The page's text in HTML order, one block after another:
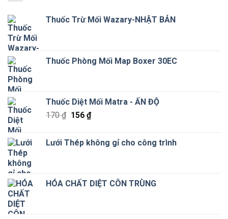
Thuốc Trừ Mối Wazary-NHẬT BẢN
Thuốc Phòng Mối Map Boxer 30EC
Thuốc Diệt Mối Matra - ẤN ĐỘ
170₫ Giá
170 ₫.
156 ₫Giá
là:
Lưới Thép không gỉ cho công trình
HÓA CHẤT DIỆT CÔN TRÙNG